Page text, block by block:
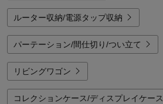
ルーター収納/電源タップ収納
パーテーション/間仕切り/つい立て
リビングワゴン
コレクションケース/ディスプレイケース